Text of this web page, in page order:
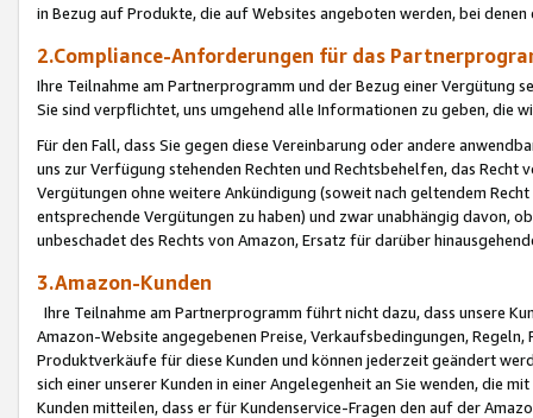
in Bezug auf Produkte, die auf Websites angeboten werden, bei
2.Compliance-Anforderungen für das
Ihre Teilnahme am Partnerprogramm und der Bezug einer Vergütung
Sie sind verpflichtet, uns umgehend alle Informationen zu geben, die
Für den Fall, dass Sie gegen diese Vereinbarung oder andere
uns zur Verfügung stehenden Rechten und Rechtsbehelfen, das
Vergütungen ohne weitere Ankündigung (soweit nach geltendem
entsprechende Vergütungen zu haben) und zwar unabhängig davon,
unbeschadet des Rechts von Amazon, Ersatz für darüber
3.Amazon-Kunden
Ihre Teilnahme am Partnerprogramm führt nicht dazu, dass unsere
Amazon-Website angegebenen Preise, Verkaufsbedingungen,
Produktverkäufe für diese Kunden und können jederzeit geändert
sich einer unserer Kunden in einer Angelegenheit an Sie wenden, die
Kunden mitteilen, dass er für Kundenservice-Fragen den auf der